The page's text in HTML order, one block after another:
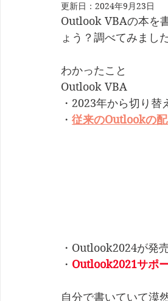
更新日： 2024年9月23日
Outlook VBAの本を
ょう？調べてみました
わかったこと
Outlook VBA
・2023年から切り
・ 従来のOutlookの
・Outlook2024が発
・ Outlook2021サポ
自分で書いていて漠